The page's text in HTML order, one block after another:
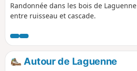
Randonnée dans les bois de Laguenne
entre ruisseau et cascade.
Autour de Laguenne